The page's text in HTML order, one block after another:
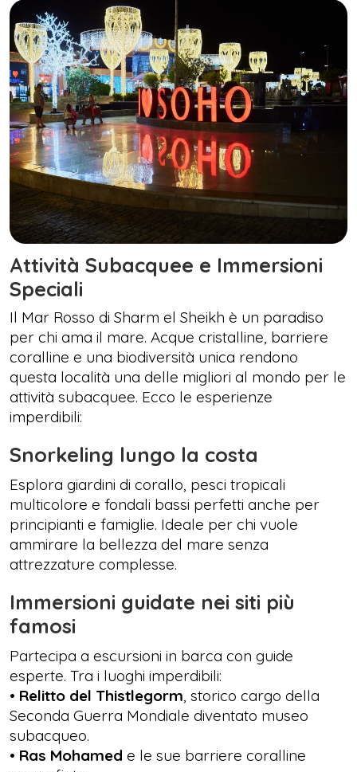
Attività Subacquee e Immersioni
Speciali
Il Mar Rosso di Sharm el Sheikh è un paradiso
per chi ama il mare. Acque cristalline, barriere
coralline e una biodiversità unica rendono
questa località una delle migliori al mondo per le
attività subacquee. Ecco le esperienze
imperdibili:
Snorkeling lungo la costa
Esplora giardini di corallo, pesci tropicali
multicolore e fondali bassi perfetti anche per
principianti e famiglie. Ideale per chi vuole
ammirare la bellezza del mare senza
attrezzature complesse.
Immersioni guidate nei siti più
famosi
Partecipa a escursioni in barca con guide
esperte. Tra i luoghi imperdibili:
• Relitto del Thistlegorm, storico cargo della
Seconda Guerra Mondiale diventato museo
subacqueo.
• Ras Mohamed e le sue barriere coralline